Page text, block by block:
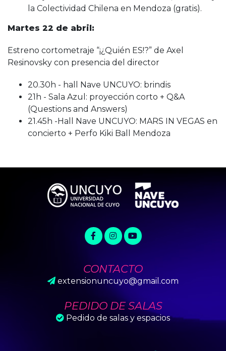
la Colectividad Chilena en Mendoza (gratis).
Martes 22 de abril:
Estreno cortometraje “¡¿Quién ES!?” de Axel
Resinovsky con presencia del director
20.30h - hall Nave UNCUYO: brindis
21h - Sala Azul: proyección corto + Q&A
(Questions and Answers)
21.45h -Hall Nave UNCUYO: MARS IN VEGAS en
concierto + Perfo Kiki Ball Mendoza
CONTACTO
extensionuncuyo@gmail.com
PEDIDO DE SALAS
Pedido de salas y espacios